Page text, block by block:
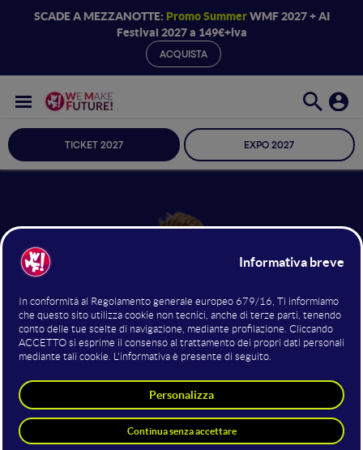
SCADE A MEZZANOTTE: Promo SummerWMF 2027 + AI
Festival 2027 a 149€+iva
ACQUISTA
TICKET 2027 EXPO 2027
Director of Performance
Impression